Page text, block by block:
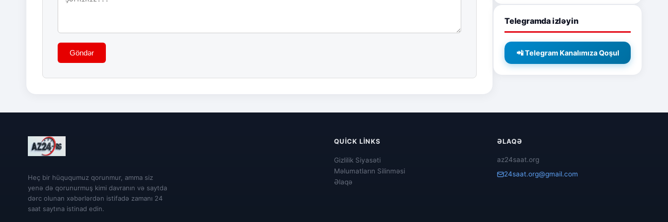
Göndər
Telegramda izləyin
📲 Telegram Kanalımıza Qoşul
Heç bir hüququmuz qorunmur, amma siz
yenə də qorunurmuş kimi davranın və saytda
dərc olunan xəbərlərdən istifadə zamanı 24
saat saytına istinad edin.
QUICK LINKS
Gizlilik Siyasəti
Məlumatların Silinməsi
Əlaqə
ƏLAQƏ
az24saat.org
24saat.org@gmail.com